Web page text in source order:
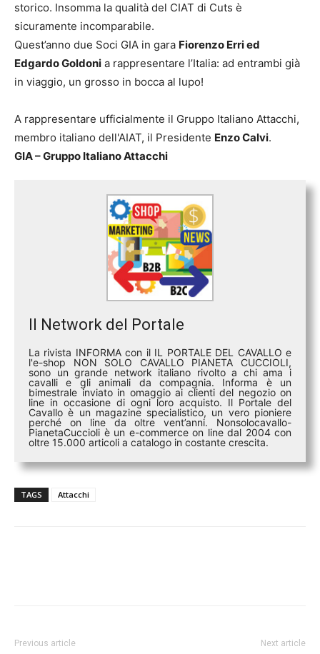
storico. Insomma la qualità del CIAT di Cuts è
sicuramente incomparabile.
Quest’anno due Soci GIA in gara Fiorenzo Erri ed
Edgardo Goldoni a rappresentare l’Italia: ad entrambi già
in viaggio, un grosso in bocca al lupo!
A rappresentare ufficialmente il Gruppo Italiano Attacchi,
membro italiano dell'AIAT, il Presidente Enzo Calvi.
GIA – Gruppo Italiano Attacchi
Il Network del Portale
La rivista INFORMA con il IL PORTALE DEL CAVALLO e
l'e-shop NON SOLO CAVALLO PIANETA CUCCIOLI,
sono un grande network italiano rivolto a chi ama i
cavalli e gli animali da compagnia. Informa è un
bimestrale inviato in omaggio ai clienti del negozio on
line in occasione di ogni loro acquisto. Il Portale del
Cavallo è un magazine specialistico, un vero pioniere
perché on line da oltre vent’anni. Nonsolocavallo-
PianetaCuccioli è un e-commerce on line dal 2004 con
oltre 15.000 articoli a catalogo in costante crescita.
TAGS Attacchi
Previous article Next article